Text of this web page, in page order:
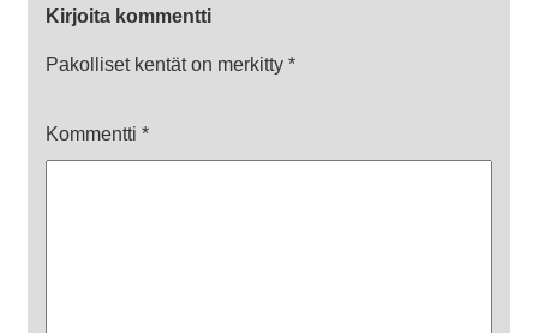
Kirjoita kommentti
Pakolliset kentät on merkitty *
Kommentti *